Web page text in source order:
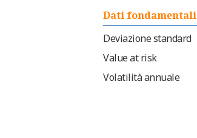
Dati fondamentali
Deviazione standard
Value at risk
Volatilità annuale